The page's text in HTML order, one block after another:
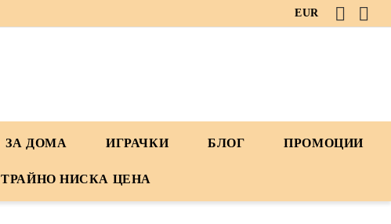
EUR
ЗА ДОМА ИГРАЧКИ БЛОГ ПРОМОЦИИ
ТРАЙНО НИСКА ЦЕНА